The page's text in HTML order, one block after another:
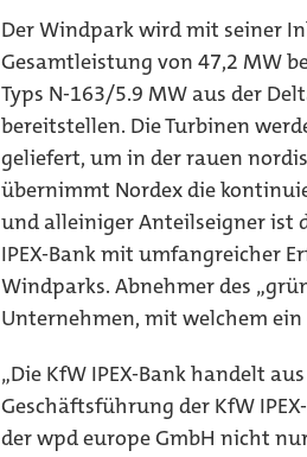
Der Windpark wird mit seiner
Gesamtleistung von 47,2 MW
Typs N-163/5.9 MW aus der
bereitstellen. Die Turbinen
geliefert, um in der rauen
übernimmt Nordex die
und alleiniger Anteilseigner ist
IPEX-Bank mit umfangreicher
Windparks. Abnehmer des
Unternehmen, mit welchem ein
„Die KfW IPEX-Bank handelt
Geschäftsführung der KfW
der wpd europe GmbH nicht